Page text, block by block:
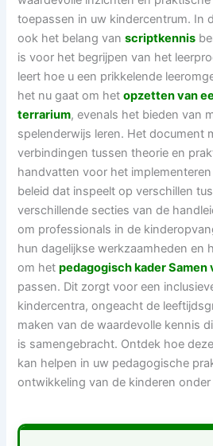
toepassen in uw kindercentrum. In
ook het belang vanscriptkennis
is voor het begrijpen van het
leert hoe u een prikkelende
het nu gaat om hetopzetten van
terrarium, evenals het bieden van
spelenderwijs leren. Het document
verbindingen tussen theorie en
handvatten voor het
beleid dat inspeelt op verschillen
verschillende secties van de
om professionals in de
hun dagelijkse werkzaamheden en
om hetpedagogisch kader
passen. Dit zorgt voor een
kindercentra, ongeacht de
maken van de waardevolle kennis
is samengebracht. Ontdek hoe
kan helpen in uw pedagogische
ontwikkeling van de kinderen